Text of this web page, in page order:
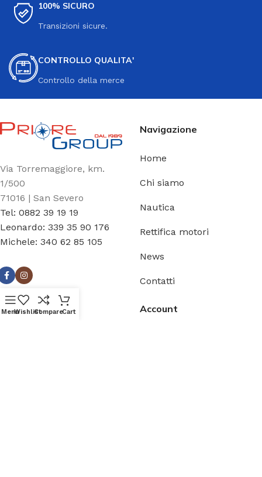
100% SICURO
Transizioni sicure.
CONTROLLO QUALITA'
Controllo della merce
Via Torremaggiore, km.
1/500
71016 | San Severo
Tel: 0882 39 19 19
Leonardo: 339 35 90 176
Michele: 340 62 85 105
Navigazione
Home
Chi siamo
Nautica
Rettifica motori
News
Contatti
Informazioni Account
MenuWishlistCompareCart